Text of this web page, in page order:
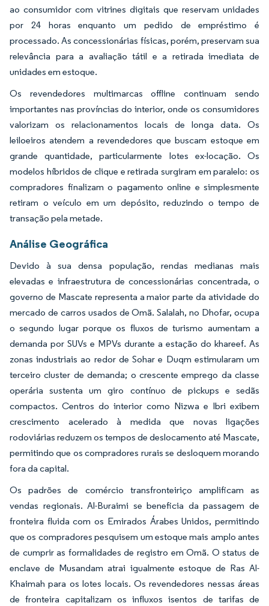
ao consumidor com vitrines digitais que reservam unidades
por 24 horas enquanto um pedido de empréstimo é
processado. As concessionárias físicas, porém, preservam sua
relevância para a avaliação tátil e a retirada imediata de
unidades em estoque.
Os revendedores multimarcas offline continuam sendo
importantes nas províncias do interior, onde os consumidores
valorizam os relacionamentos locais de longa data. Os
leiloeiros atendem a revendedores que buscam estoque em
grande quantidade, particularmente lotes ex-locação. Os
modelos híbridos de clique e retirada surgiram em paralelo: os
compradores finalizam o pagamento online e simplesmente
retiram o veículo em um depósito, reduzindo o tempo de
transação pela metade.
Análise Geográfica
Devido à sua densa população, rendas medianas mais
elevadas e infraestrutura de concessionárias concentrada, o
governo de Mascate representa a maior parte da atividade do
mercado de carros usados de Omã. Salalah, no Dhofar, ocupa
o segundo lugar porque os fluxos de turismo aumentam a
demanda por SUVs e MPVs durante a estação do khareef. As
zonas industriais ao redor de Sohar e Duqm estimularam um
terceiro cluster de demanda; o crescente emprego da classe
operária sustenta um giro contínuo de pickups e sedãs
compactos. Centros do interior como Nizwa e Ibri exibem
crescimento acelerado à medida que novas ligações
rodoviárias reduzem os tempos de deslocamento até Mascate,
permitindo que os compradores rurais se desloquem morando
fora da capital.
Os padrões de comércio transfronteiriço amplificam as
vendas regionais. Al-Buraimi se beneficia da passagem de
fronteira fluida com os Emirados Árabes Unidos, permitindo
que os compradores pesquisem um estoque mais amplo antes
de cumprir as formalidades de registro em Omã. O status de
enclave de Musandam atrai igualmente estoque de Ras Al-
Khaimah para os lotes locais. Os revendedores nessas áreas
de fronteira capitalizam os influxos isentos de tarifas de